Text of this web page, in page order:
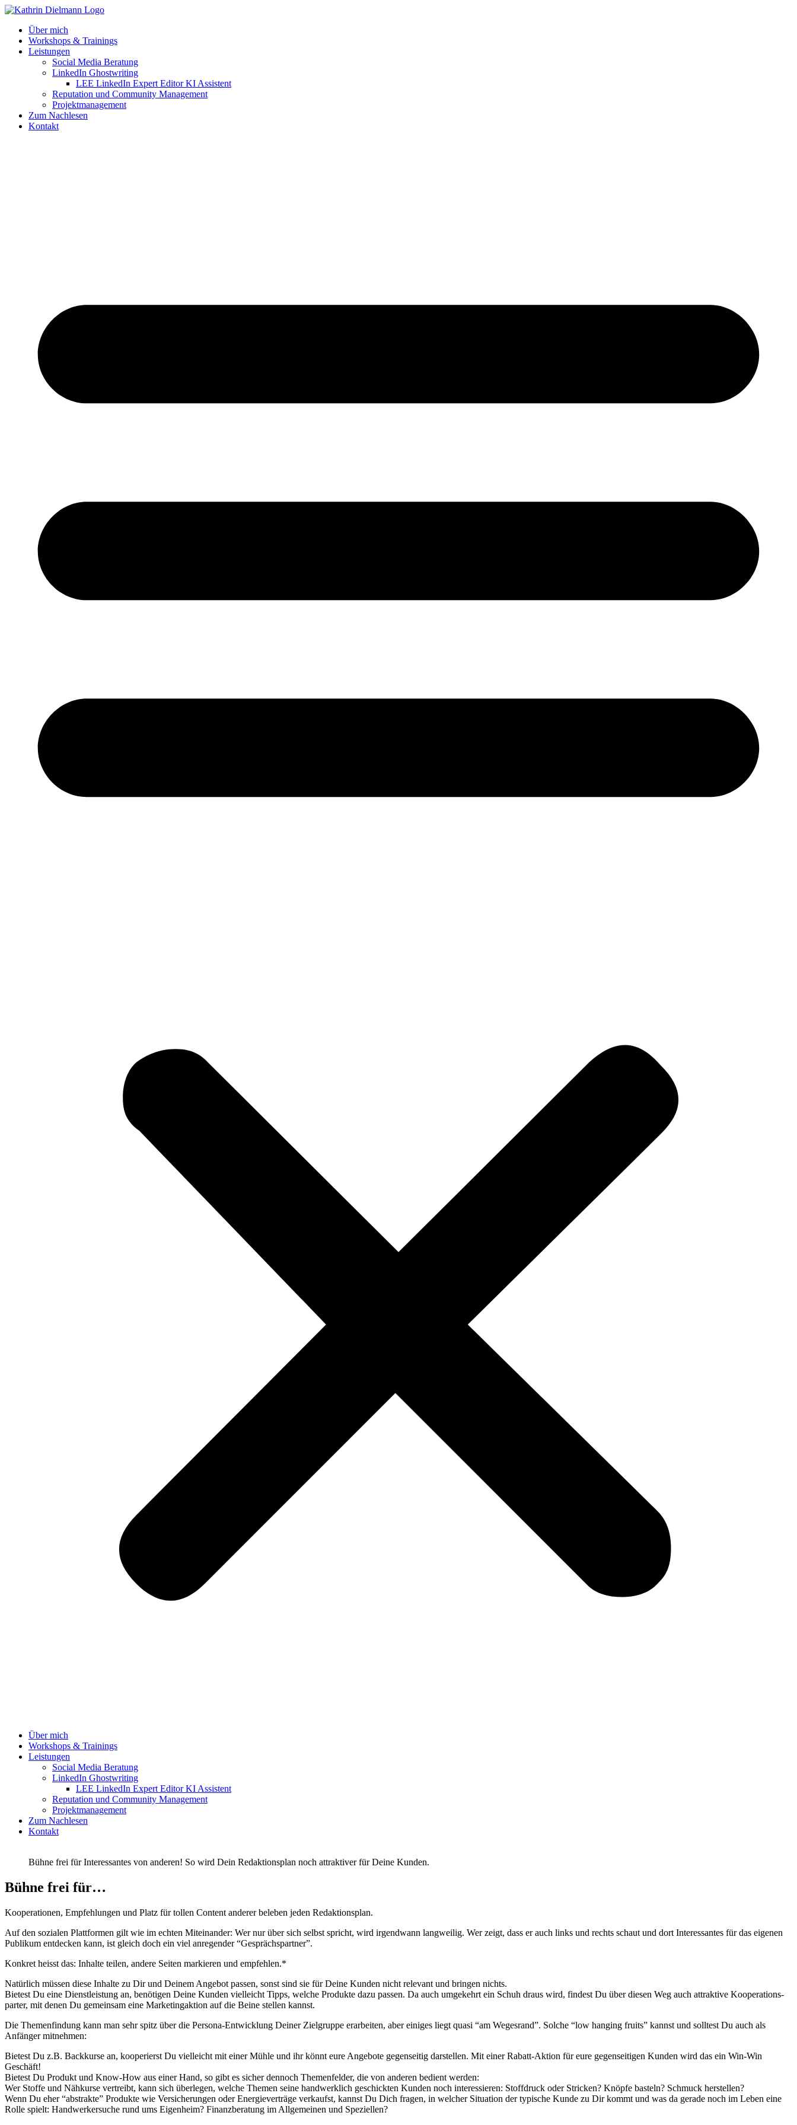
Zum
springenÜber mich
Workshops & Trainings
Leistungen
Social Media Beratung
LinkedIn Ghostwriting
LEE LinkedIn Expert Editor KI Assistent
Reputation und Community Management
Projektmanagement
Zum Nachlesen
Kontakt
Über mich
Workshops & Trainings
Leistungen
Social Media Beratung
LinkedIn Ghostwriting
LEE LinkedIn Expert Editor KI Assistent
Reputation und Community Management
Projektmanagement
Zum Nachlesen
Kontakt
Bühne frei für Interessantes von anderen! So wird Dein Redaktionsplan noch attraktiver für Deine Kunden.
Bühne frei für…
Koope­ra­tio­nen, Emp­feh­lun­gen und Platz für tol­len Con­tent ande­rer bele­ben jeden Redak­ti­ons­plan.
Auf den sozia­len Platt­for­men gilt wie im ech­ten Mit­ein­an­der: Wer nur über sich selbst spricht, wird irgend­wann lang­wei­lig. Wer zeigt, dass er auch links und rechts schaut und dort Inter­es­san­tes für das eige­nen
Publi­kum ent­de­cken kann, ist gleich doch ein viel anre­gen­der “Gesprächs­part­ner”.
Kon­kret heisst das: Inhal­te tei­len, ande­re Sei­ten mar­kie­ren und emp­feh­len.*
Natür­lich müs­sen die­se Inhal­te zu Dir und Dei­nem Ange­bot pas­sen, sonst sind sie für Dei­ne Kun­den nicht rele­vant und brin­gen nichts.
Bie­test Du eine Dienst­leis­tung an, benö­ti­gen Dei­ne Kun­den viel­leicht Tipps, wel­che Pro­duk­te dazu pas­sen. Da auch umge­kehrt ein Schuh draus wird, fin­dest Du über die­sen Weg auch attrak­ti­ve Koope­ra­ti­ons­
par­ter, mit denen Du gemein­sam eine Mar­ke­ting­ak­ti­on auf die Bei­ne stel­len kannst.
Die The­men­fin­dung kann man sehr spitz über die Per­so­na-Ent­wick­lung Dei­ner Ziel­grup­pe erar­bei­ten, aber eini­ges liegt qua­si “am Weges­rand”. Sol­che “low han­ging fruits” kannst und soll­test Du auch als
Anfän­ger mit­neh­men:
Bie­test Du z.B. Back­kur­se an, koope­rierst Du viel­leicht mit einer Müh­le und ihr könnt eure Ange­bo­te gegen­sei­tig dar­stel­len. Mit einer Rabatt-Akti­on für eure gegen­sei­ti­gen Kun­den wird das ein Win-Win
Geschäft!
Bie­test Du Pro­dukt und Know-How aus einer Hand, so gibt es sicher den­noch The­men­fel­der, die von ande­ren bedient wer­den:
Wer Stof­fe und Näh­kur­se ver­treibt, kann sich über­le­gen, wel­che The­men sei­ne hand­werk­lich geschick­ten Kun­den noch inter­es­sie­ren: Stoff­druck oder Stri­cken? Knöp­fe bas­teln? Schmuck her­stel­len?
Wenn Du eher “abs­trak­te” Pro­duk­te wie Ver­si­che­run­gen oder Ener­gie­ver­trä­ge ver­kaufst, kannst Du Dich fra­gen, in wel­cher Situa­ti­on der typi­sche Kun­de zu Dir kommt und was da gera­de noch im Leben eine
Rol­le spielt: Hand­wer­ker­su­che rund ums Eigen­heim? Finanz­be­ra­tung im All­ge­mei­nen und Spe­zi­el­len?